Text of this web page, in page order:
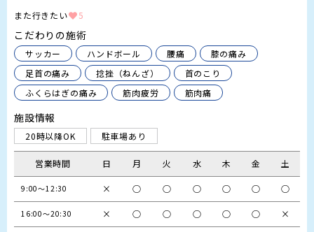
また行きたい
5
こだわりの施術
サッカー ハンドボール 腰痛
膝の痛み
足首の痛み
捻挫（ねんざ）
首のこり
ふくらはぎの痛み
筋肉疲労 筋肉痛
施設情報
20時以降OK 駐車場あり
営業時間 日 月 火 水 木 金 土
9:00〜12:30 × ○ ○ ○ ○ ○ ○
16:00〜20:30 × ○ ○ ○ ○ ○ ×